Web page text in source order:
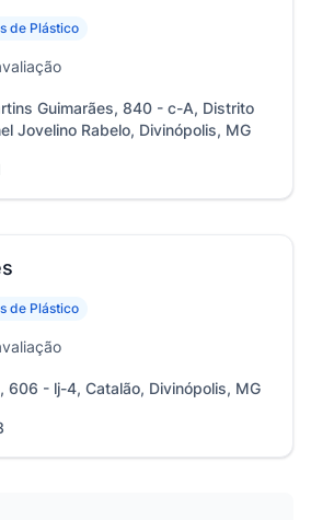
de Plástico
Guimarães, 840 - c-A, Distrito
Jovelino Rabelo, Divinópolis, MG
de Plástico
606 - lj-4, Catalão, Divinópolis, MG